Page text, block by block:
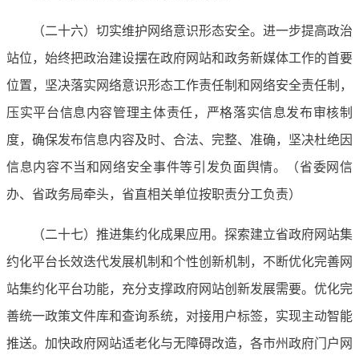
（二十六）切实维护网络意识形态安全。进一步提高政治
站位，始终把政治建设摆在政府网站和政务新媒体工作的首要
位置，坚决落实网络意识形态工作责任制和网络安全责任制，
压实平台信息内容管理主体责任，严格落实信息发布审核制
度，确保发布信息内容及时、合法、完整、准确，坚决杜绝因
信息内容不当和网络安全事件等引发负面舆情。（省委网信
办、省政务局牵头，省直相关单位按职责分工负责）
（二十七）推进集约化成果应用。探索建立省政府网站集
约化平台长效迭代发展机制和个性创新机制，不断优化完善网
站集约化平台功能，充分支撑政府网站创新发展需要。优化完
善统一政策文件库和查询系统，对接用户标签，实现主动智能
推送。加快政府网站适老化与无障碍改造，各市州政府门户网